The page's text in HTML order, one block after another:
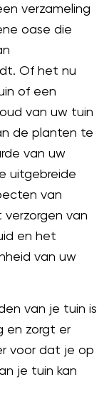
verzameling
oase die
Of het nu
of een
van uw tuin
de planten te
van uw
uitgebreide
van
van
en het
van uw
van je tuin is
en zorgt er
voor dat je op
je tuin kan